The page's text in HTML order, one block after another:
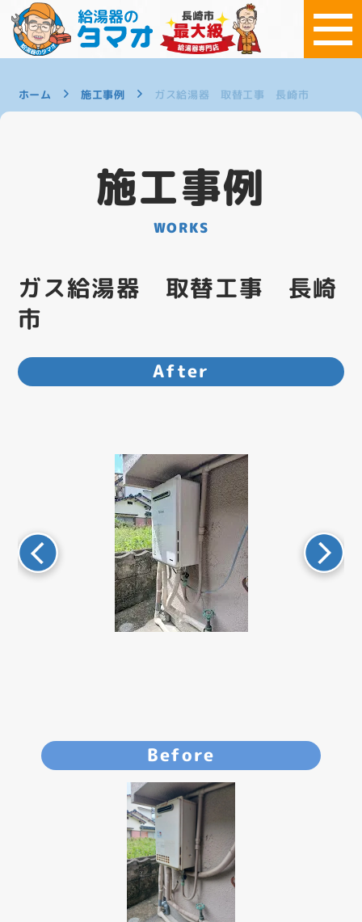
ホーム 施工事例 ガス給湯器 取替工事 長崎市
施工事例
WORKS
ガス給湯器 取替工事 長崎
市
After
Before